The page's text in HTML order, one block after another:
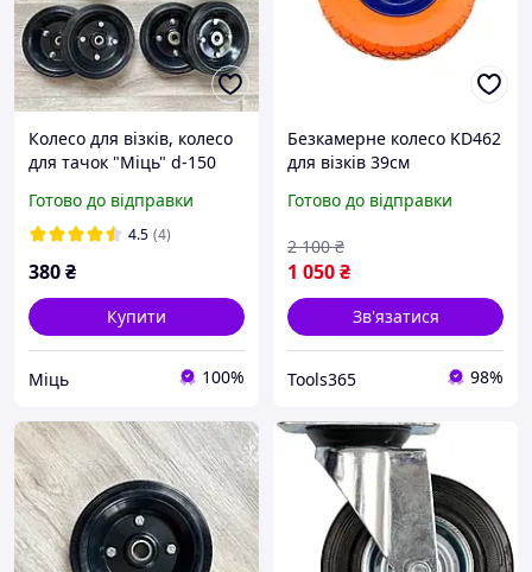
Колесо для візків, колесо
для тачок "Міць" d-150
Готово до відправки
4.5 (4)
380₴
Купити
Міць 100%
Безкамерне колесо KD462
для візків 39см
поліуретанове колесо з
діаметром осі 12мм
Готово до відправки
1 050₴
2 100 ₴
Зв'язатися
Tools365 98%